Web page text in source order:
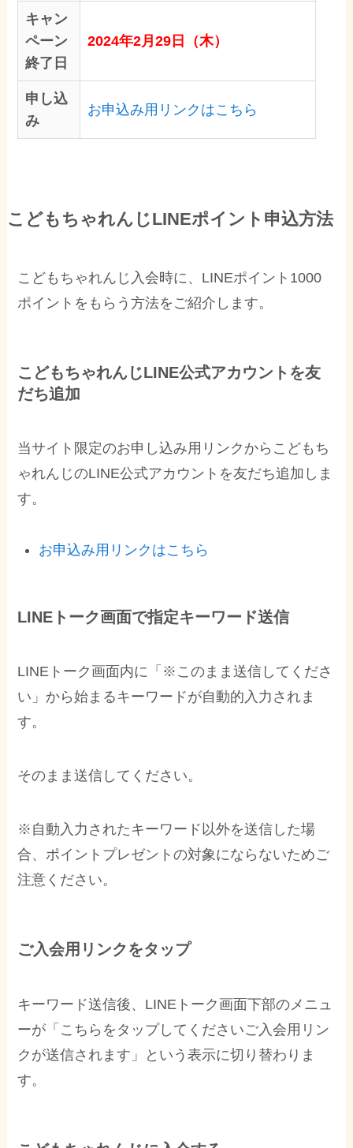
キャン
ペーン
終了日
2024年2月29日（木）
申し込
み
お申込み用リンクはこちら
こどもちゃれんじLINEポイント申込方法
こどもちゃれんじ入会時に、LINEポイント1000
ポイントをもらう方法をご紹介します。
こどもちゃれんじLINE公式アカウントを友
だち追加
当サイト限定のお申し込み用リンクからこどもち
ゃれんじのLINE公式アカウントを友だち追加しま
す。
お申込み用リンクはこちら
LINEトーク画面で指定キーワード送信
LINEトーク画面内に「※このまま送信してくださ
い」から始まるキーワードが自動的入力されま
す。
そのまま送信してください。
※自動入力されたキーワード以外を送信した場
合、ポイントプレゼントの対象にならないためご
注意ください。
ご入会用リンクをタップ
キーワード送信後、LINEトーク画面下部のメニュ
ーが「こちらをタップしてくださいご入会用リン
クが送信されます」という表示に切り替わりま
す。